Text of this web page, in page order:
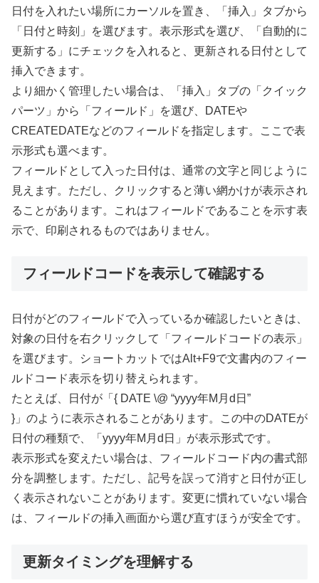
日付を入れたい場所にカーソルを置き、「挿入」タブから
「日付と時刻」を選びます。表示形式を選び、「自動的に
更新する」にチェックを入れると、更新される日付として
挿入できます。
より細かく管理したい場合は、「挿入」タブの「クイック
パーツ」から「フィールド」を選び、DATEや
CREATEDATEなどのフィールドを指定します。ここで表
示形式も選べます。
フィールドとして入った日付は、通常の文字と同じように
見えます。ただし、クリックすると薄い網かけが表示され
ることがあります。これはフィールドであることを示す表
示で、印刷されるものではありません。
フィールドコードを表示して確認する
日付がどのフィールドで入っているか確認したいときは、
対象の日付を右クリックして「フィールドコードの表示」
を選びます。ショートカットではAlt+F9で文書内のフィー
ルドコード表示を切り替えられます。
たとえば、日付が「{ DATE \@ “yyyy年M月d日”
}」のように表示されることがあります。この中のDATEが
日付の種類で、「yyyy年M月d日」が表示形式です。
表示形式を変えたい場合は、フィールドコード内の書式部
分を調整します。ただし、記号を誤って消すと日付が正し
く表示されないことがあります。変更に慣れていない場合
は、フィールドの挿入画面から選び直すほうが安全です。
更新タイミングを理解する